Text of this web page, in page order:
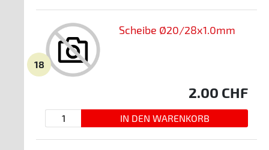
18
Scheibe Ø20/28x1.0mm
2.00 CHF